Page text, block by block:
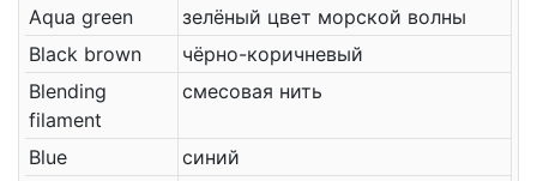
Aqua green
зелёный цвет морской волны
Black brown
чёрно-коричневый
Blending
filament
смесовая нить
Blue
синий